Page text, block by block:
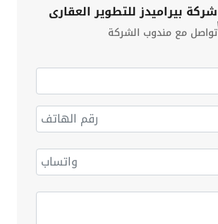
شركة بيراميدز للتطوير العقارى
تواصل مع مندوب الشركة